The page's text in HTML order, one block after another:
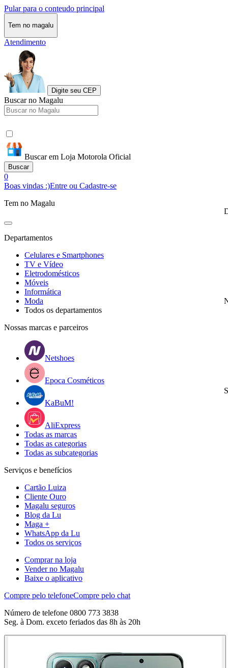
Pular para o conteudo principal
Tem no magalu
Atendimento
Digite seu CEP
Buscar no Magalu
Buscar em Loja Motorola Oficial
Buscar
0
Boas vindas :)Entre ou Cadastre-se
Tem no Magalu
Departamentos
Celulares e Smartphones
TV e Vídeo
Eletrodomésticos
Móveis
Informática
Moda
Todos os departamentos
Nossas marcas e parceiros
Netshoes
Epoca Cosméticos
KaBuM!
AliExpress
Todas as marcas
Todas as categorias
Todas as subcategorias
Serviços e benefícios
Cartão Luiza
Cliente Ouro
Magalu seguros
Blog da Lu
Maga +
WhatsApp da Lu
Todos os serviços
Comprar na loja
Vender no Magalu
Baixe o aplicativo
Compre pelo telefoneCompre pelo chat
Número de telefone 0800 773 3838
Seg. à Dom. exceto feriados das 8h às 20h